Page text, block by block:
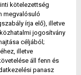
kötelezettség
megvalósuló
írja elő), illetve
jogosítvány
céljából;
illetve
áll fenn és
panasz